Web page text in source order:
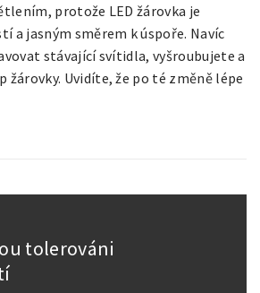
protože LED žárovka je
a jasným směrem k úspoře. Navíc
stávající svítidla, vyšroubujete a
žárovky. Uvidíte, že po té změně lépe
tolerováni